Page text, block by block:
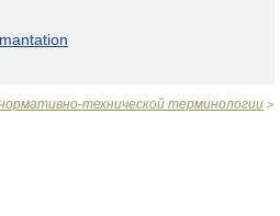
технической терминологии >